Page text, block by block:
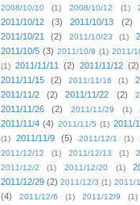
2008/10/10
(1) 2008/10/12 (1)
2011/10/12
(3) 2011/10/13 (2)
2011/10/21 (2) 2011/10/23 (1)
2011/10/5 (3) 2011/10/8 (1) 2011/
(1) 2011/11/11 (2) 2011/11/12 (2)
2011/11/15 (2) 2011/11/16 (1)
2011/11/2
(2) 2011/11/22 (2)
2011/11/26 (2) 2011/11/29 (1)
2011/11/4 (4) 2011/11/5 (1) 2011/
(1)
2011/11/9 (5) 2011/12/1 (1)
2011/12/12
(1) 2011/12/13 (1)
2011/12/2
(1) 2011/12/20 (1)
2011/12/29 (2) 2011/12/3 (1) 2011/
(4)
2011/12/6 (1) 2011/12/9 (1)